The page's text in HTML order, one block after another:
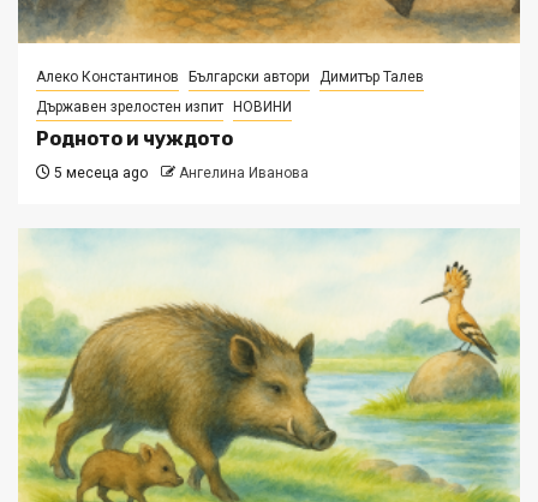
Алеко Константинов Български автори
Димитър Талев
Държавен зрелостен изпит
НОВИНИ
Родното и чуждото
5 месеца ago Ангелина Иванова